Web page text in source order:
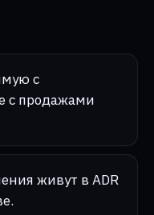
с
с продажами
живут в ADR